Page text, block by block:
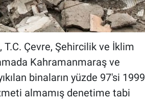
T.C. Çevre, Şehircilik ve İklim
Kahramanmaraş ve
binaların yüzde 97'si 1999
almamış denetime tabi